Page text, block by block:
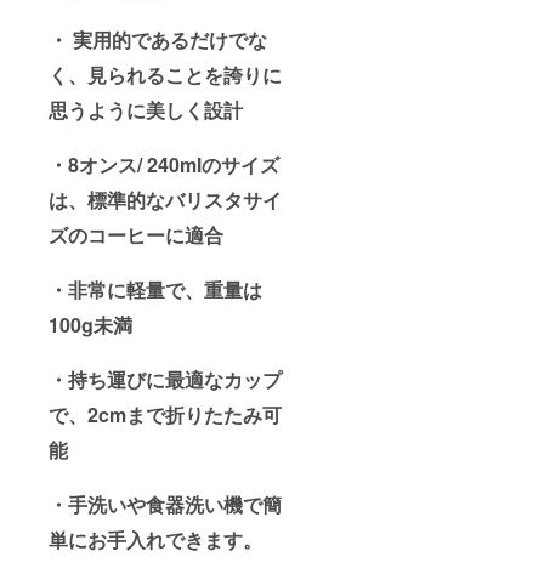
・ 実用的であるだけでな
く、見られることを誇りに
思うように美しく設計
・8オンス/ 240mlのサイズ
は、標準的なバリスタサイ
ズのコーヒーに適合
・非常に軽量で、重量は
100g未満
・持ち運びに最適なカップ
で、2cmまで折りたたみ可
能
・手洗いや食器洗い機で簡
単にお手入れできます。